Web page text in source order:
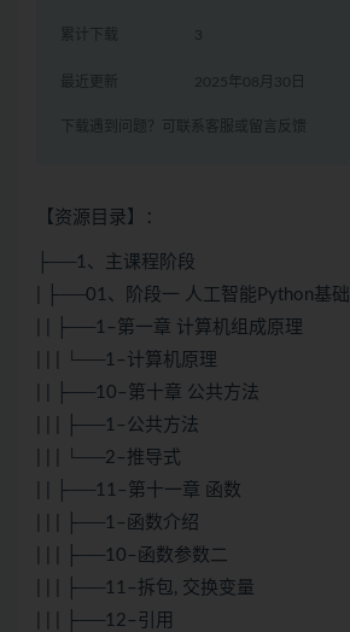
累计下载 3
最近更新 2025年08月30日
下载遇到问题？可联系客服或留言反馈
【资源目录】：
├──1、主课程阶段
| ├──01、阶段一 人工智能Python基础
| | ├──1–第一章 计算机组成原理
| | | └──1–计算机原理
| | ├──10–第十章 公共方法
| | | ├──1–公共方法
| | | └──2–推导式
| | ├──11–第十一章 函数
| | | ├──1–函数介绍
| | | ├──10–函数参数二
| | | ├──11–拆包, 交换变量
| | | ├──12–引用